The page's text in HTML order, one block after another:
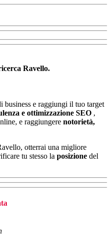
Ravello.
business e raggiungi il tuo target
e ottimizzazione SEO ,
e raggiungere notorietà,
otterrai una migliore
tu stesso la posizione del